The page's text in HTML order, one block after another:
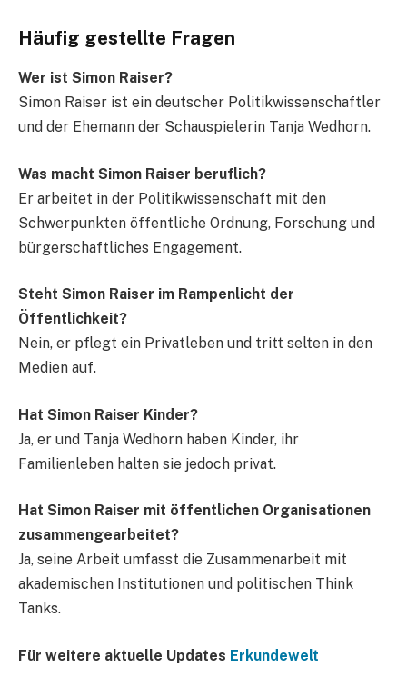
Häufig gestellte Fragen
Wer ist Simon Raiser?
Simon Raiser ist ein deutscher Politikwissenschaftler
und der Ehemann der Schauspielerin Tanja Wedhorn.
Was macht Simon Raiser beruflich?
Er arbeitet in der Politikwissenschaft mit den
Schwerpunkten öffentliche Ordnung, Forschung und
bürgerschaftliches Engagement.
Steht Simon Raiser im Rampenlicht der
Öffentlichkeit?
Nein, er pflegt ein Privatleben und tritt selten in den
Medien auf.
Hat Simon Raiser Kinder?
Ja, er und Tanja Wedhorn haben Kinder, ihr
Familienleben halten sie jedoch privat.
Hat Simon Raiser mit öffentlichen Organisationen
zusammengearbeitet?
Ja, seine Arbeit umfasst die Zusammenarbeit mit
akademischen Institutionen und politischen Think
Tanks.
Für weitere aktuelle Updates Erkundewelt